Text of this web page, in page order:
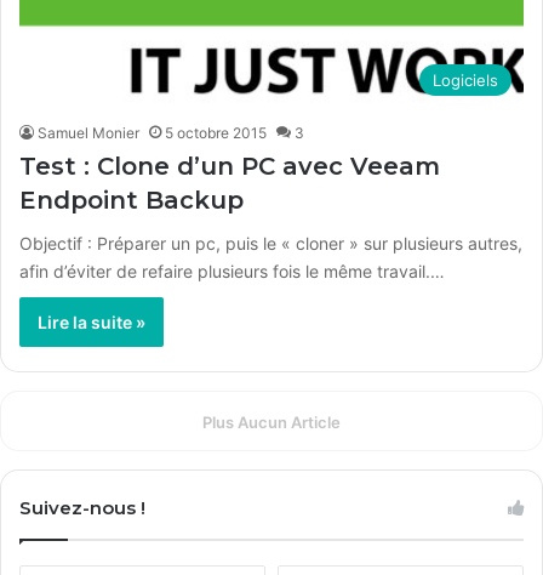
Logiciels
Samuel Monier 5 octobre 2015 3
Test : Clone d’un PC avec Veeam
Endpoint Backup
Objectif : Préparer un pc, puis le « cloner » sur plusieurs autres,
afin d’éviter de refaire plusieurs fois le même travail.…
Lire la suite »
Plus Aucun Article
Suivez-nous !